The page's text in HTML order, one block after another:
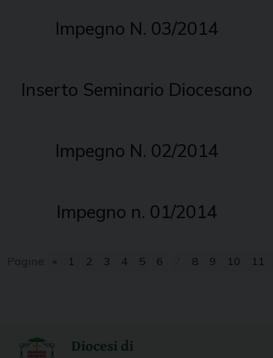
Impegno N. 03/2014
Inserto Seminario Diocesano
Impegno N. 02/2014
Impegno n. 01/2014
Pagine: « 1 2 3 4 5 6 8 9 10 11
Diocesi di